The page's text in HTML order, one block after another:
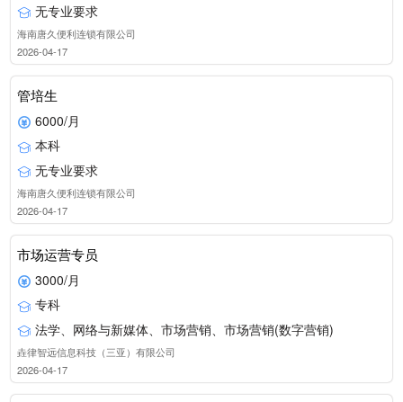
无专业要求
海南唐久便利连锁有限公司
2026-04-17
管培生
6000/月
本科
无专业要求
海南唐久便利连锁有限公司
2026-04-17
市场运营专员
3000/月
专科
法学、网络与新媒体、市场营销、市场营销(数字营销)
垚律智远信息科技（三亚）有限公司
2026-04-17